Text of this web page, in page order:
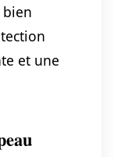
et une